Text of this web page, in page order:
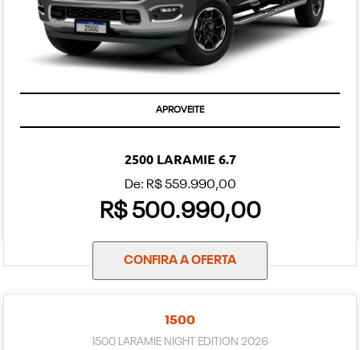
APROVEITE
2500 LARAMIE 6.7
De: R$ 559.990,00
R$ 500.990,00
CONFIRA A OFERTA
1500
1500 LARAMIE NIGHT EDITION 2026